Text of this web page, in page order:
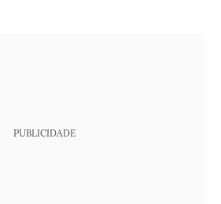
PUBLICIDADE